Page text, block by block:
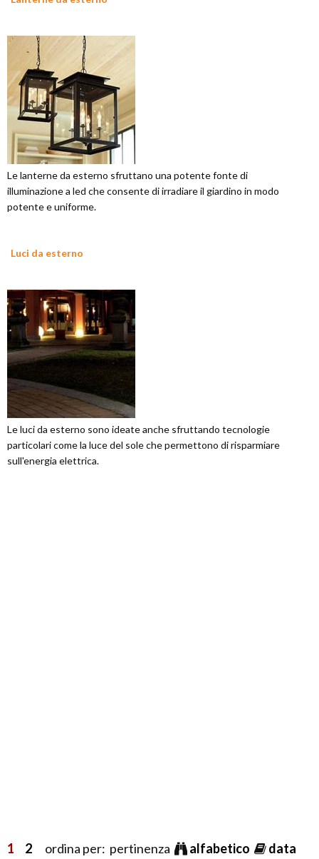
Le lanterne da esterno sfruttano una potente fonte di
illuminazione a led che consente di irradiare il giardino in modo
potente e uniforme.
Luci da esterno
Le luci da esterno sono ideate anche sfruttando tecnologie
particolari come la luce del sole che permettono di risparmiare
sull'energia elettrica.
1 2 ordina per: pertinenza alfabetico data